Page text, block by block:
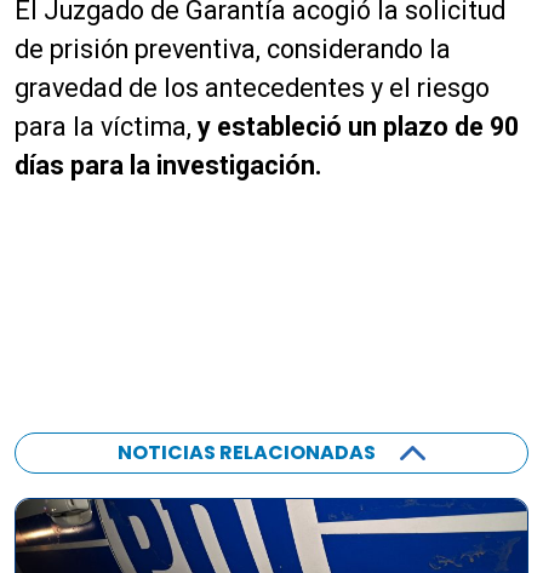
d
i
o
El Juzgado de Garantía acogió la solicitud
de prisión preventiva, considerando la
gravedad de los antecedentes y el riesgo
para la víctima, y estableció un plazo de 90
días para la investigación.
NOTICIAS RELACIONADAS